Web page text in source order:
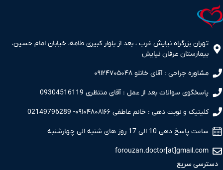
بزرگراه نیایش غرب ، بعد از بلوار کبیری طامه، خیابان امام حسین،
عرفان نیایش
جراحی : آقای خانلو ۰۹۱۲۴۷۰۵۰۴۸
سوالات بعد از عمل : آقای منتظری 09304516119
و نوبت دهی : خانم عاطفی ۰۹۱۰۴۸۰۸۱۶۶- 02149796289
دهی 10 الی 17 روز های شنبه الی چهارشنبه
سریع